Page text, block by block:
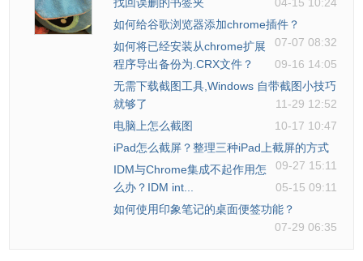
如何给谷歌浏览器添加chrome插件？
07-07 08:32
如何将已经安装从chrome扩展
程序导出备份为.CRX文件？
09-16 14:05
无需下载截图工具,Windows 自带截图小技巧
就够了
11-29 12:52
电脑上怎么截图
10-17 10:47
iPad怎么截屏？整理三种iPad上截屏的方式
09-27 15:11
IDM与Chrome集成不起作用怎
么办？IDM int...
05-15 09:11
如何使用印象笔记的桌面便签功能？
07-29 06:35